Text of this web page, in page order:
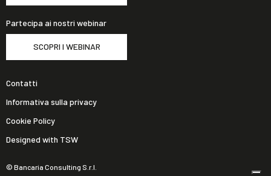
Partecipa ai nostri webinar
SCOPRI I WEBINAR
© Bancaria Consulting S.r.l.
Contatti
Informativa sulla privacy
Cookie Policy
Designed with TSW